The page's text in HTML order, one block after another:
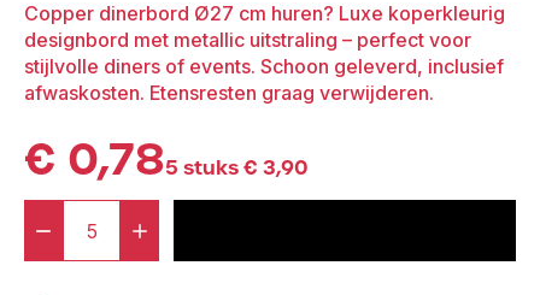
Copper dinerbord Ø27 cm huren? Luxe koperkleurig
designbord met metallic uitstraling – perfect voor
stijlvolle diners of events. Schoon geleverd, inclusief
afwaskosten. Etensresten graag verwijderen.
€ 0,785 stuks€ 3,90
-
Bord
+